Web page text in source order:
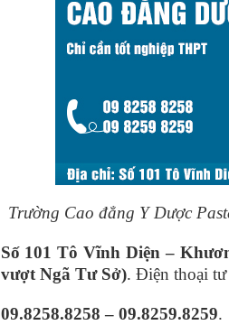
Trường Cao đẳng Y Dược
Số 101 Tô Vĩnh Diện –
vượt Ngã Tư Sở). Điện thoại tư
09.8258.8258 – 09.8259.8259.